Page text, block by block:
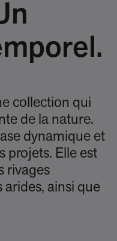
collection qui
de la nature.
dynamique et
projets. Elle est
rivages
arides, ainsi que